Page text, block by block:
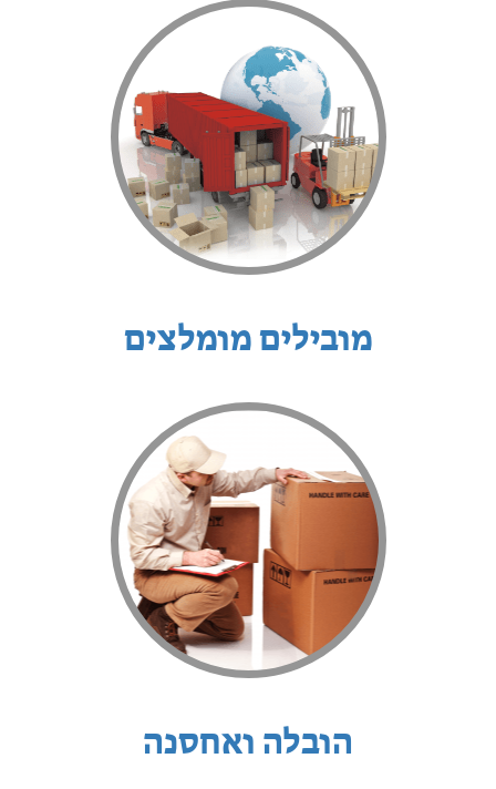
מובילים מומלצים
הובלה ואחסנה